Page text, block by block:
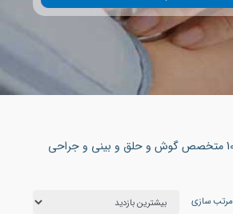
1033 متخصص گوش و حلق و بینی و جراحی
مرتب سازی